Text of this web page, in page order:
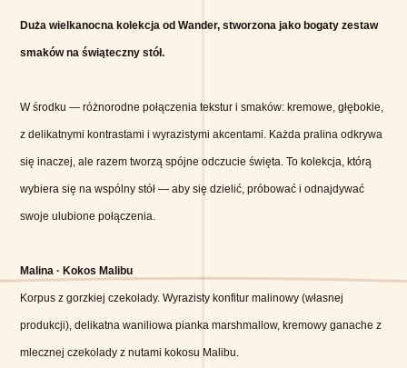
Duża wielkanocna kolekcja od Wander, stworzona jako bogaty zestaw
smaków na świąteczny stół.
W środku — różnorodne połączenia tekstur i smaków: kremowe, głębokie,
z delikatnymi kontrastami i wyrazistymi akcentami. Każda pralina odkrywa
się inaczej, ale razem tworzą spójne odczucie święta. To kolekcja, którą
wybiera się na wspólny stół — aby się dzielić, próbować i odnajdywać
swoje ulubione połączenia.
Malina · Kokos Malibu
Korpus z gorzkiej czekolady. Wyrazisty konfitur malinowy (własnej
produkcji), delikatna waniliowa pianka marshmallow, kremowy ganache z
mlecznej czekolady z nutami kokosu Malibu.